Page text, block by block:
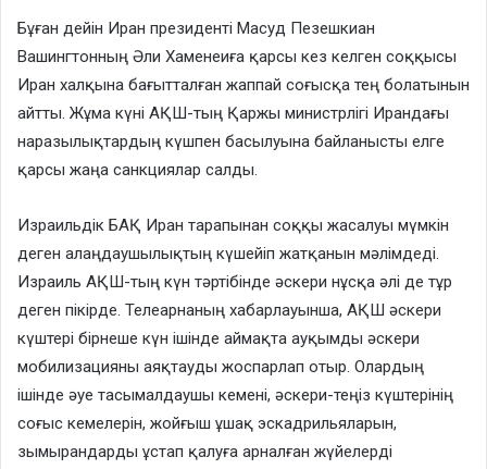
Бұған дейін Иран президенті Масуд Пезешкиан
Вашингтонның Әли Хаменеиға қарсы кез келген соққысы
Иран халқына бағытталған жаппай соғысқа тең болатынын
айтты. Жұма күні АҚШ-тың Қаржы министрлігі Ирандағы
наразылықтардың күшпен басылуына байланысты елге
қарсы жаңа санкциялар салды.
Израильдік БАҚ Иран тарапынан соққы жасалуы мүмкін
деген алаңдаушылықтың күшейіп жатқанын мәлімдеді.
Израиль АҚШ-тың күн тәртібінде әскери нұсқа әлі де тұр
деген пікірде. Телеарнаның хабарлауынша, АҚШ әскери
күштері бірнеше күн ішінде аймақта ауқымды әскери
мобилизацияны аяқтауды жоспарлап отыр. Олардың
ішінде әуе тасымалдаушы кемені, әскери-теңіз күштерінің
соғыс кемелерін, жойғыш ұшақ эскадрильяларын,
зымырандарды ұстап қалуға арналған жүйелерді